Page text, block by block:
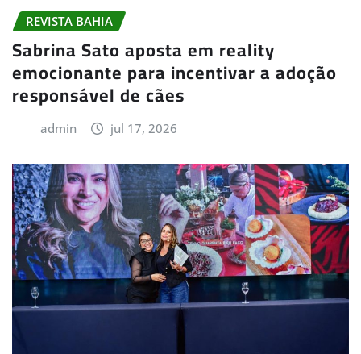
REVISTA BAHIA
Sabrina Sato aposta em reality
emocionante para incentivar a adoção
responsável de cães
admin jul 17, 2026